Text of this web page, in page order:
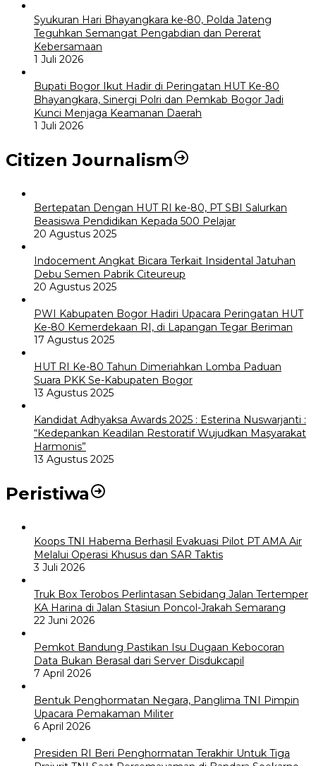
Syukuran Hari Bhayangkara ke-80, Polda Jateng
Teguhkan Semangat Pengabdian dan Pererat
Kebersamaan
1 Juli 2026
Bupati Bogor Ikut Hadir di Peringatan HUT Ke-80
Bhayangkara, Sinergi Polri dan Pemkab Bogor Jadi
Kunci Menjaga Keamanan Daerah
1 Juli 2026
Citizen Journalism
Bertepatan Dengan HUT RI ke-80, PT SBI Salurkan
Beasiswa Pendidikan Kepada 500 Pelajar
20 Agustus 2025
Indocement Angkat Bicara Terkait Insidental Jatuhan
Debu Semen Pabrik Citeureup
20 Agustus 2025
PWI Kabupaten Bogor Hadiri Upacara Peringatan HUT
Ke-80 Kemerdekaan RI, di Lapangan Tegar Beriman
17 Agustus 2025
HUT RI Ke-80 Tahun Dimeriahkan Lomba Paduan
Suara PKK Se-Kabupaten Bogor
13 Agustus 2025
Kandidat Adhyaksa Awards 2025 : Esterina Nuswarjanti :
“Kedepankan Keadilan Restoratif Wujudkan Masyarakat
Harmonis”
13 Agustus 2025
Peristiwa
Koops TNI Habema Berhasil Evakuasi Pilot PT AMA Air
Melalui Operasi Khusus dan SAR Taktis
3 Juli 2026
Truk Box Terobos Perlintasan Sebidang Jalan Tertemper
KA Harina di Jalan Stasiun Poncol-Jrakah Semarang
22 Juni 2026
Pemkot Bandung Pastikan Isu Dugaan Kebocoran
Data Bukan Berasal dari Server Disdukcapil
7 April 2026
Bentuk Penghormatan Negara, Panglima TNI Pimpin
Upacara Pemakaman Militer
6 April 2026
Presiden RI Beri Penghormatan Terakhir Untuk Tiga